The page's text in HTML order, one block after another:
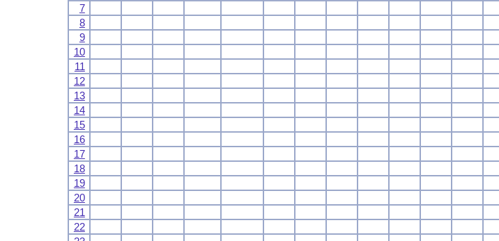
7
8
9
10
11
12
13
14
15
16
17
18
19
20
21
22